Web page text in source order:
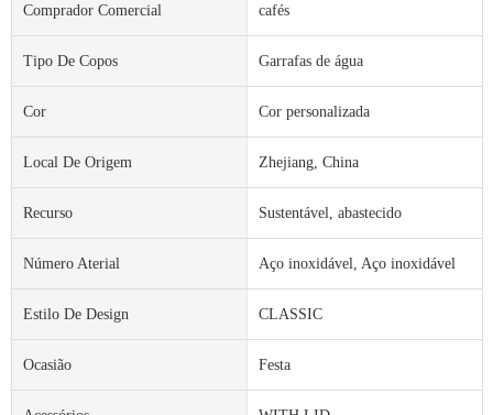
Comprador Comercial cafés
Tipo De Copos Garrafas de água
Cor Cor personalizada
Local De Origem Zhejiang, China
Recurso Sustentável, abastecido
Número Aterial Aço inoxidável, Aço inoxidável
Estilo De Design CLASSIC
Ocasião Festa